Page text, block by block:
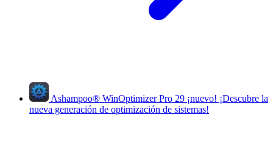
Ashampoo® WinOptimizer Pro 29 ¡nuevo! ¡Descubre la
nueva generación de optimización de sistemas!